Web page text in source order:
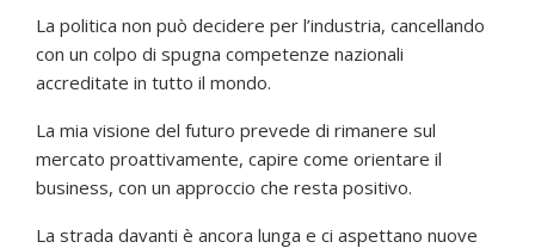
La politica non può decidere per l’industria, cancellando
con un colpo di spugna competenze nazionali
accreditate in tutto il mondo.
La mia visione del futuro prevede di rimanere sul
mercato proattivamente, capire come orientare il
business, con un approccio che resta positivo.
La strada davanti è ancora lunga e ci aspettano nuove